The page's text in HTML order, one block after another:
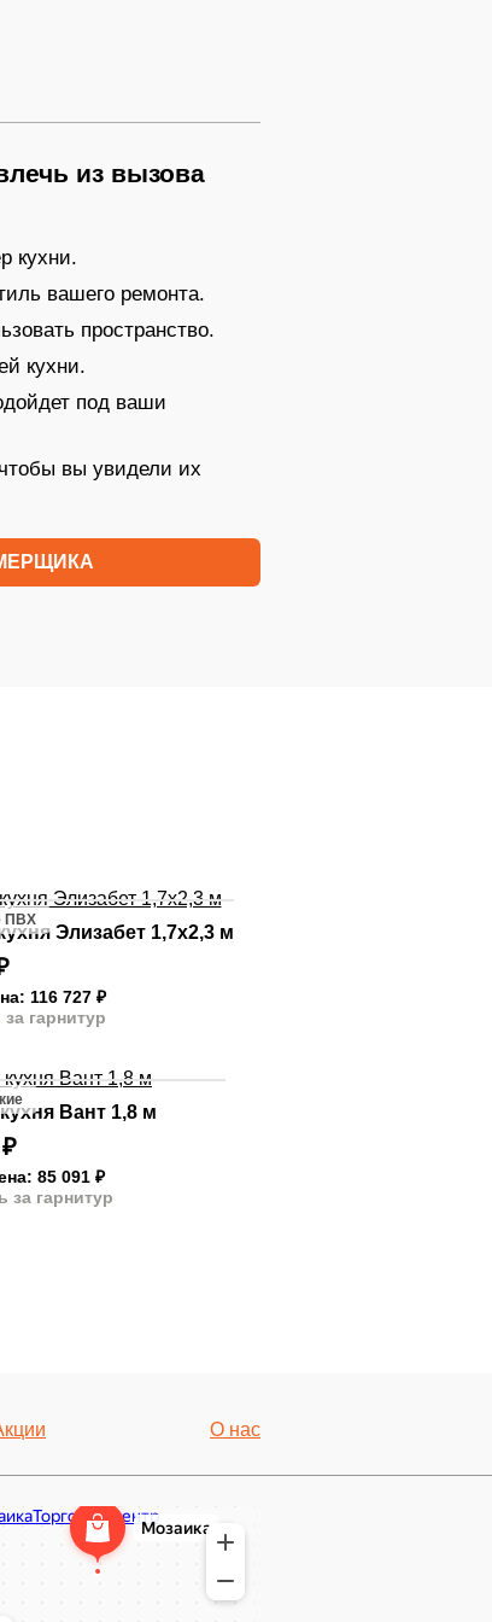
из вызова
кухни.
вашего ремонта.
пространство.
кухни.
под ваши
вы увидели их
ПВХ
Элизабет 1,7х2,3 м
116 727 ₽
гарнитур
Вант 1,8 м
₽
85 091 ₽
за гарнитур
О нас